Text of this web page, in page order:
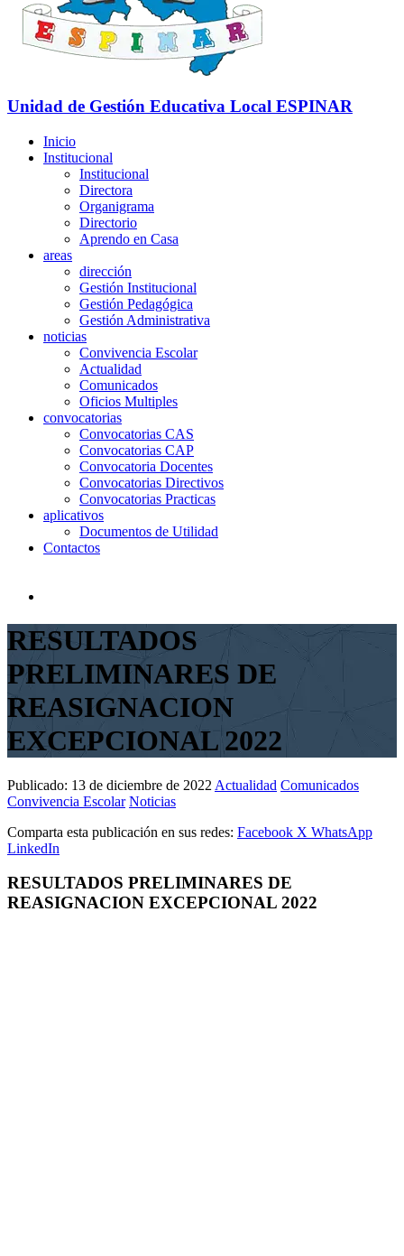
Unidad de Gestión Educativa Local ESPINAR
Inicio
Institucional
Institucional
Directora
Organigrama
Directorio
Aprendo en Casa
areas
dirección
Gestión Institucional
Gestión Pedagógica
Gestión Administrativa
noticias
Convivencia Escolar
Actualidad
Comunicados
Oficios Multiples
convocatorias
Convocatorias CAS
Convocatorias CAP
Convocatoria Docentes
Convocatorias Directivos
Convocatorias Practicas
aplicativos
Documentos de Utilidad
Contactos
RESULTADOS
PRELIMINARES DE
REASIGNACION
EXCEPCIONAL 2022
Publicado: 13 de diciembre de 2022 Actualidad Comunicados
Convivencia Escolar Noticias
Comparta esta publicación en sus redes: Facebook X WhatsApp
LinkedIn
RESULTADOS PRELIMINARES DE
REASIGNACION EXCEPCIONAL 2022